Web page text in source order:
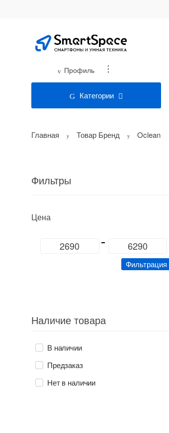
Профиль ...
Категории
Главная Товар Бренд Oclean
Фильтры
Цена
Фильтрация
Наличие товара
В наличии
Предзаказ
Нет в наличии